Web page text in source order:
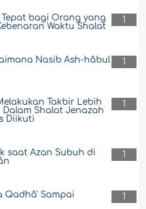
1
bagi Orang yang
Waktu Shalat
1
Nasib Ash-hâbul
1
Takbir Lebih
Shalat Jenazah
Diikuti
1
saat Azan Subuh di
1
Qadhâ' Sampai